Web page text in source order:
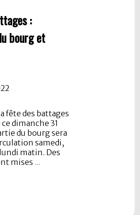
:
bourg et
fête des battages
dimanche 31
du bourg sera
samedi,
matin. Des
mises ...